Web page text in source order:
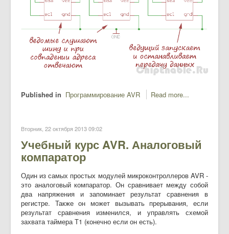
Published in Программирование AVR Read more...
Вторник, 22 октября 2013 09:02
Учебный курс AVR. Аналоговый
компаратор
Один из самых простых модулей микроконтроллеров AVR -
это аналоговый компаратор. Он сравнивает между собой
два напряжения и запоминает результат сравнения в
регистре. Также он может вызывать прерывания, если
результат сравнения изменился, и управлять схемой
захвата таймера Т1 (конечно если он есть).